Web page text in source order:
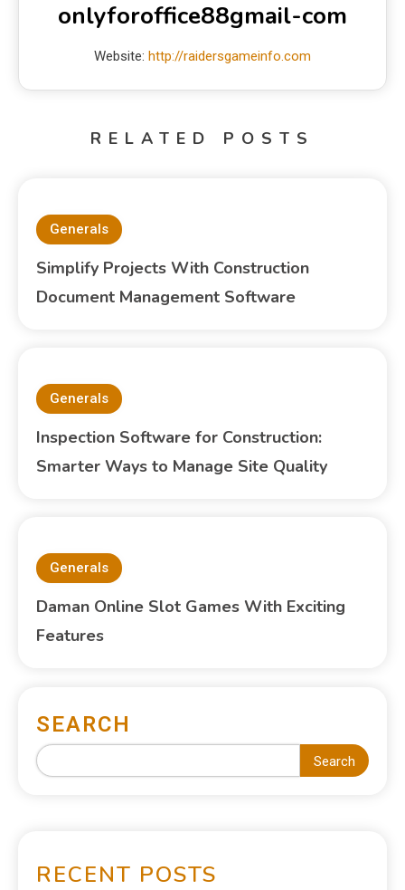
onlyforoffice88gmail-com
Website: http://raidersgameinfo.com
RELATED POSTS
Generals
Simplify Projects With Construction
Document Management Software
Generals
Inspection Software for Construction:
Smarter Ways to Manage Site Quality
Generals
Daman Online Slot Games With Exciting
Features
SEARCH
Search
RECENT POSTS